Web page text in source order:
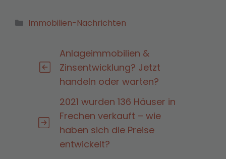
Kategorien
Immobilien-Nachrichten
Anlageimmobilien &
Zinsentwicklung? Jetzt
handeln oder warten?
2021 wurden 136 Häuser in
Frechen verkauft – wie
haben sich die Preise
entwickelt?